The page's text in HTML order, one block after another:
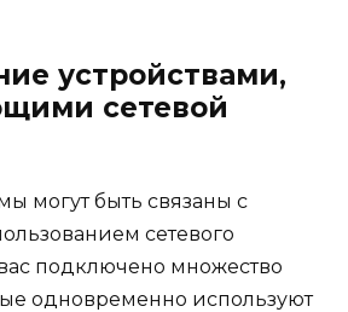
устройствами,
сетевой
могут быть связаны с
сетевого
подключено множество
одновременно используют